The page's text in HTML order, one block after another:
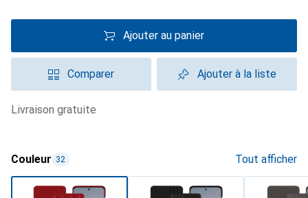
Ajouter au panier
Comparer Ajouter à la liste
livraison gratuite
Couleur 32 Tout afficher